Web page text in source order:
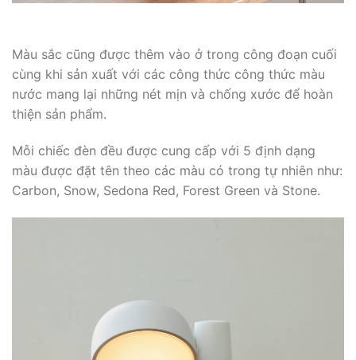
Màu sắc cũng được thêm vào ở trong công đoạn cuối
cùng khi sản xuất với các công thức công thức màu
nước mang lại những nét mịn và chống xước để hoàn
thiện sản phẩm.
Mỗi chiếc đèn đều được cung cấp với 5 định dạng
màu được đặt tên theo các màu có trong tự nhiên như:
Carbon, Snow, Sedona Red, Forest Green và Stone.